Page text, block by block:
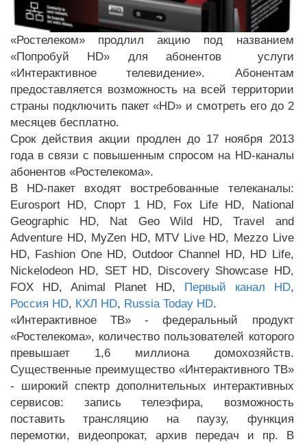
«Ростелеком» продлил акцию под названием
«Попробуй HD» для абонентов услуги
«Интерактивное телевидение». Абонентам
предоставляется возможность на всей территории
страны подключить пакет «HD» и смотреть его до 2
месяцев бесплатно.
Срок действия акции продлен до 17 ноября 2013
года в связи с повышенным спросом на HD-каналы
абонентов «Ростелекома».
В HD-пакет входят востребованные телеканалы:
Eurosport HD, Спорт 1 HD, Fox Life HD, National
Geographic HD, Nat Geo Wild HD, Travel and
Adventure HD, MyZen HD, MTV Live HD, Mezzo Live
HD, Fashion One HD, Outdoor Channel HD, HD Life,
Nickelodeon HD, SET HD, Discovery Showcase HD,
FOX HD, Animal Planet HD, Первый канал HD,
Россия HD, КХЛ HD, Russia Today HD.
«Интерактивное ТВ» - федеральный продукт
«Ростелекома», количество пользователей которого
превышает 1,6 миллиона домохозяйств.
Существенные преимущество «Интерактивного ТВ»
- широкий спектр дополнительных интерактивных
сервисов: запись телеэфира, возможность
поставить трансляцию на паузу, функция
перемотки, видеопрокат, архив передач и пр. В